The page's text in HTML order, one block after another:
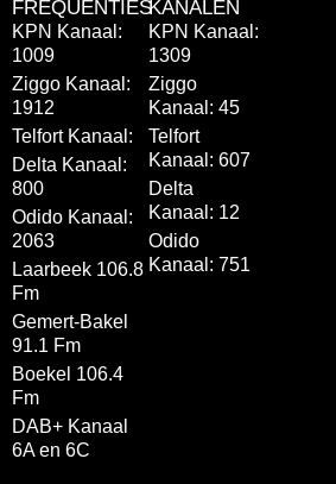
FREQUENTIES
KPN Kanaal:
1009
Ziggo Kanaal:
1912
Telfort Kanaal:
Delta Kanaal:
800
Odido Kanaal:
2063
Laarbeek 106.8
Fm
Gemert-Bakel
91.1 Fm
Boekel 106.4
Fm
DAB+ Kanaal
6A en 6C
KANALEN
KPN Kanaal:
1309
Ziggo
Kanaal: 45
Telfort
Kanaal: 607
Delta
Kanaal: 12
Odido
Kanaal: 751